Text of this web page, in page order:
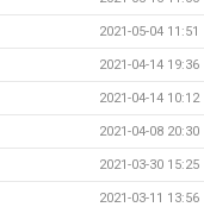
2021-05-04 11:51
2021-04-14 19:36
2021-04-14 10:12
2021-04-08 20:30
2021-03-30 15:25
2021-03-11 13:56